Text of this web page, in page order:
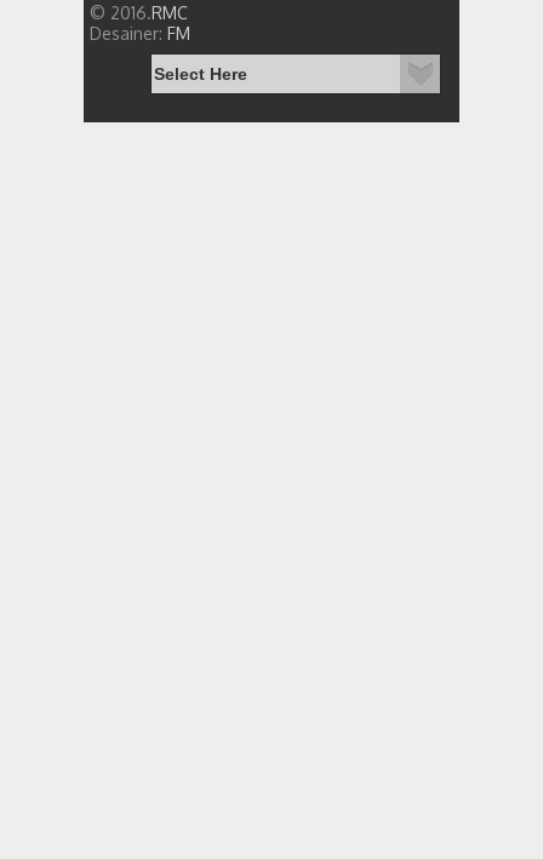
© 2016.RMC
Desainer: FM